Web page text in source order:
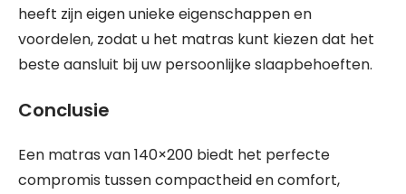
heeft zijn eigen unieke eigenschappen en
voordelen, zodat u het matras kunt kiezen dat het
beste aansluit bij uw persoonlijke slaapbehoeften.
Conclusie
Een matras van 140×200 biedt het perfecte
compromis tussen compactheid en comfort,